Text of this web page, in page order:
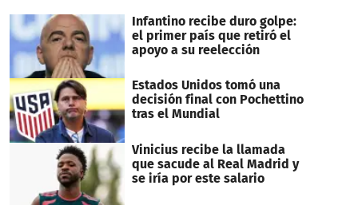
33
seconds
Infantino recibe duro golpe:
el primer país que retiró el
apoyo a su reelección
Estados Unidos tomó una
decisión final con Pochettino
tras el Mundial
Vinicius recibe la llamada
que sacude al Real Madrid y
se iría por este salario